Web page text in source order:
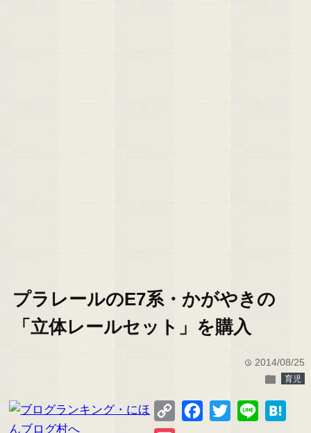
プラレールのE7系・かがやきの
「立体レールセット」を購入
time 2014/08/25
folder 育児
Copy
Facebook
Twitter Line